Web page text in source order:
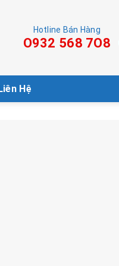
Hotline Bán Hàng
O932 568 7O8
Hệ